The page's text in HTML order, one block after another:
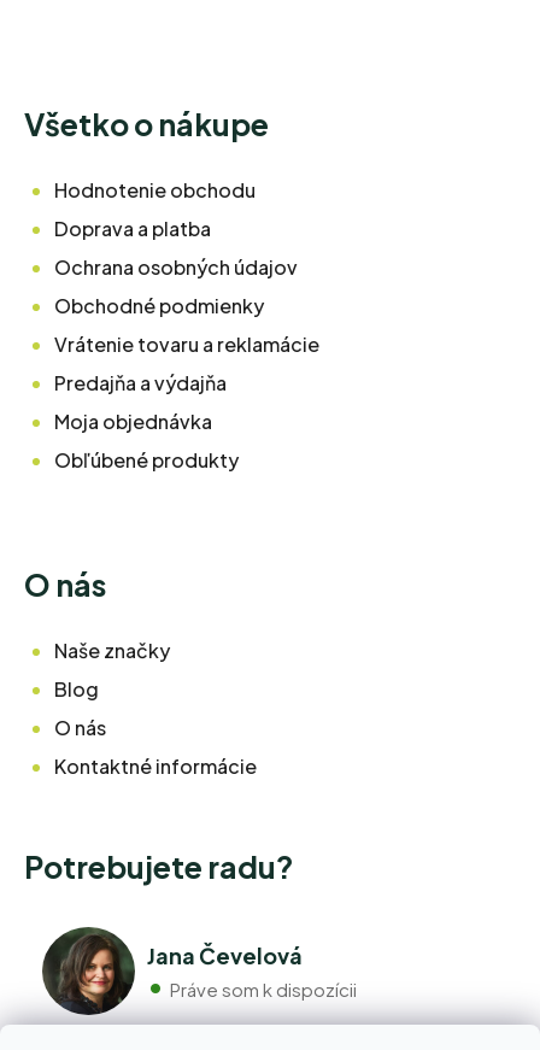
Všetko o nákupe
Hodnotenie obchodu
Doprava a platba
Ochrana osobných údajov
Obchodné podmienky
Vrátenie tovaru a reklamácie
Predajňa a výdajňa
Moja objednávka
Obľúbené produkty
O nás
Naše značky
Blog
O nás
Kontaktné informácie
Potrebujete radu?
Jana Čevelová
Práve som k dispozícii